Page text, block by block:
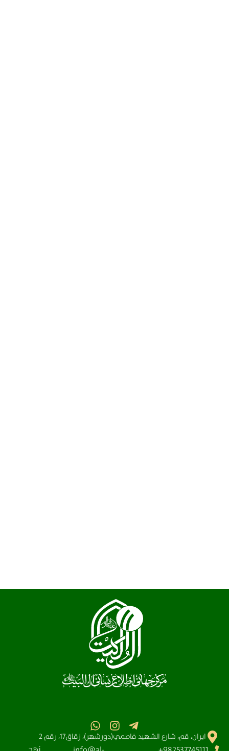
ايران، قم، شارع الشهيد فاطمي(دورشهر)، زقاق17، رقم 2